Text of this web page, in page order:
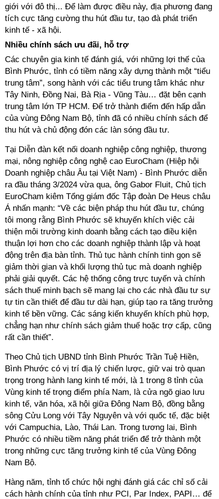
giới với đô thị... Để làm được điều này, địa phương đang
tích cực tăng cường thu hút đầu tư, tạo đà phát triển
kinh tế - xã hội.
Nhiều chính sách ưu đãi, hỗ trợ
Các chuyên gia kinh tế đánh giá, với những lợi thế của
Bình Phước, tỉnh có tiềm năng xây dựng thành một “tiểu
trung tâm”, song hành với các tiểu trung tâm khác như
Tây Ninh, Đồng Nai, Bà Rịa - Vũng Tàu… đặt bên cạnh
trung tâm lớn TP HCM. Để trở thành điểm đến hấp dẫn
của vùng Đông Nam Bộ, tỉnh đã có nhiều chính sách để
thu hút và chủ động đón các làn sóng đầu tư.
Tại Diễn đàn kết nối doanh nghiệp công nghiệp, thương
mại, nông nghiệp công nghệ cao EuroCham (Hiệp hội
Doanh nghiệp châu Âu tại Việt Nam) - Bình Phước diễn
ra đầu tháng 3/2024 vừa qua, ông Gabor Fluit, Chủ tịch
EuroCham kiêm Tổng giám đốc Tập đoàn De Heus châu
Á nhấn mạnh: “Về các biện pháp thu hút đầu tư, chúng
tôi mong rằng Bình Phước sẽ khuyến khích việc cải
thiện môi trường kinh doanh bằng cách tạo điều kiện
thuận lợi hơn cho các doanh nghiệp thành lập và hoạt
động trên địa bàn tỉnh. Thủ tục hành chính tinh gọn sẽ
giảm thời gian và khối lượng thủ tục mà doanh nghiệp
phải giải quyết. Các hệ thống công trực tuyến và chính
sách thuế minh bạch sẽ mang lại cho các nhà đầu tư sự
tự tin cần thiết để đầu tư dài hạn, giúp tạo ra tăng trưởng
kinh tế bền vững. Các sáng kiến khuyến khích phù hợp,
chẳng hạn như chính sách giảm thuế hoặc trợ cấp, cũng
rất cần thiết”.
Theo Chủ tịch UBND tỉnh Bình Phước Trần Tuệ Hiền,
Bình Phước có vị trí địa lý chiến lược, giữ vai trò quan
trọng trong hành lang kinh tế mới, là 1 trong 8 tỉnh của
Vùng kinh tế trọng điểm phía Nam, là cửa ngõ giao lưu
kinh tế, văn hóa, xã hội giữa Đông Nam Bộ, đồng bằng
sông Cửu Long với Tây Nguyên và với quốc tế, đặc biệt
với Campuchia, Lào, Thái Lan. Trong tương lai, Bình
Phước có nhiều tiềm năng phát triển để trở thành một
trong những cực tăng trưởng kinh tế của Vùng Đông
Nam Bộ.
Hàng năm, tỉnh tổ chức hội nghị đánh giá các chỉ số cải
cách hành chính của tỉnh như PCI, Par Index, PAPI… để